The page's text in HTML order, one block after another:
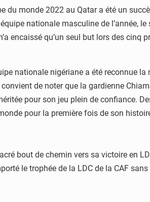
du monde 2022 au Qatar a été un
nationale masculine de l’année,
encaissé qu’un seul but lors des cinq
nationale nigériane a été reconnue
de noter que la gardienne
pour son jeu plein de confiance.
pour la première fois de son
bout de chemin vers sa victoire en
le trophée de la LDC de la CAF